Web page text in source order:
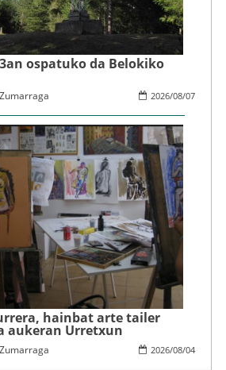
ospatuko da Belokiko
2026/08/07
hainbat arte tailer
aukeran Urretxun
2026/08/04